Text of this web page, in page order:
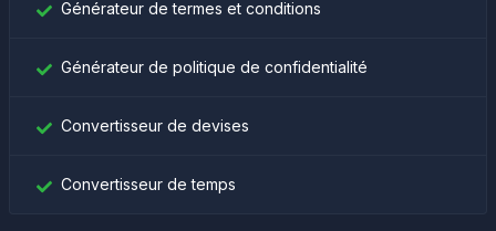
Générateur de termes et conditions
Générateur de politique de confidentialité
Convertisseur de devises
Convertisseur de temps